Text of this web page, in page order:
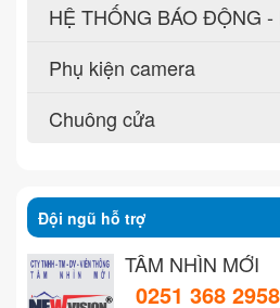
HỆ THỐNG BÁO ĐỘNG -
Phụ kiện camera
Chuông cửa
Đội ngũ hỗ trợ
TẦM NHÌN MỚI
0251 368 2958